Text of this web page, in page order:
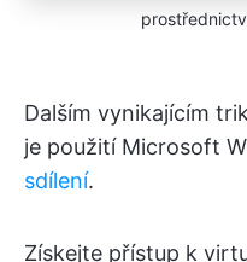
Dalším vynikajícím
je použití Microsoft
sdílení.
Získejte přístup k